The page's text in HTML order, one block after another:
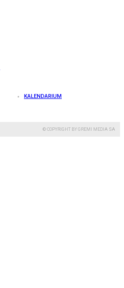
KALENDARIUM
© COPYRIGHT BY GREMI MEDIA SA